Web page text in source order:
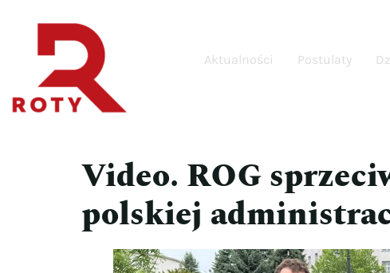
Aktualności Postulaty
Video. ROG
polskiej